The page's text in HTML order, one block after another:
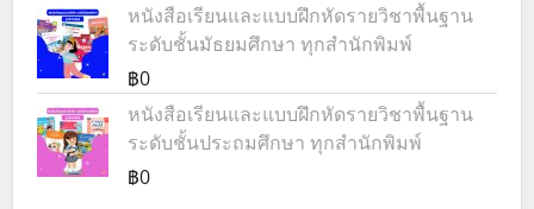
หนังสือเรียนและแบบฝึกหัดรายวิชาพื้นฐาน
ระดับชั้นมัธยมศึกษา ทุกสำนักพิมพ์
฿0
หนังสือเรียนและแบบฝึกหัดรายวิชาพื้นฐาน
ระดับชั้นประถมศึกษา ทุกสำนักพิมพ์
฿0